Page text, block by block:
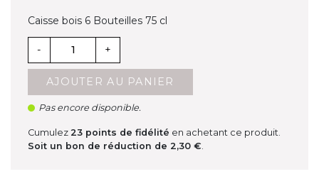
Caisse bois 6 Bouteilles 75 cl
- +
AJOUTER AU PANIER
Pas encore disponible.
Cumulez 23 points de fidélité en achetant ce produit.
Soit un bon de réduction de 2,30 €.